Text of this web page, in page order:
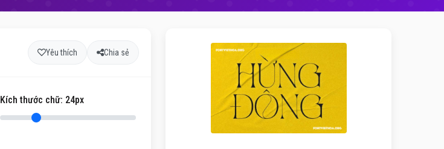
Yêu thích Chia sẻ
Kích thước chữ: 24px